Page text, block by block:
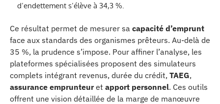
d’endettement s’élève à 34,3 %.
Ce résultat permet de mesurer sa capacité d’emprunt
face aux standards des organismes prêteurs. Au-delà de
35 %, la prudence s’impose. Pour affiner l’analyse, les
plateformes spécialisées proposent des simulateurs
complets intégrant revenus, durée du crédit, TAEG,
assurance emprunteuret apport personnel. Ces outils
offrent une vision détaillée de la marge de manœuvre